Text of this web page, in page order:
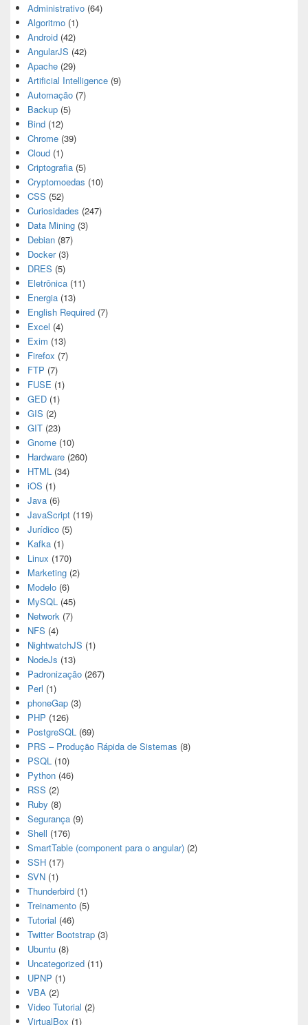
Administrativo (64)
Algoritmo (1)
Android (42)
AngularJS (42)
Apache (29)
Artificial Intelligence (9)
Automação (7)
Backup (5)
Bind (12)
Chrome (39)
Cloud (1)
Criptografia (5)
Cryptomoedas (10)
CSS (52)
Curiosidades (247)
Data Mining (3)
Debian (87)
Docker(3)
DRES (5)
Eletrônica (11)
Energia (13)
English Required (7)
Excel (4)
Exim (13)
Firefox (7)
FTP (7)
FUSE (1)
GED (1)
GIS (2)
GIT (23)
Gnome (10)
Hardware (260)
HTML (34)
iOS (1)
Java (6)
JavaScript (119)
Jurídico (5)
Kafka (1)
Linux (170)
Marketing (2)
Modelo (6)
MySQL (45)
Network (7)
NFS (4)
NightwatchJS (1)
NodeJs (13)
Padronização (267)
Perl (1)
phoneGap (3)
PHP (126)
PostgreSQL (69)
PRS – Produção Rápida de Sistemas (8)
PSQL (10)
Python (46)
RSS (2)
Ruby (8)
Segurança (9)
Shell (176)
SmartTable (component para o angular) (2)
SSH (17)
SVN (1)
Thunderbird (1)
Treinamento (5)
Tutorial (46)
Twitter Bootstrap (3)
Ubuntu (8)
Uncategorized (11)
UPNP (1)
VBA (2)
Video Tutorial (2)
VirtualBox (1)